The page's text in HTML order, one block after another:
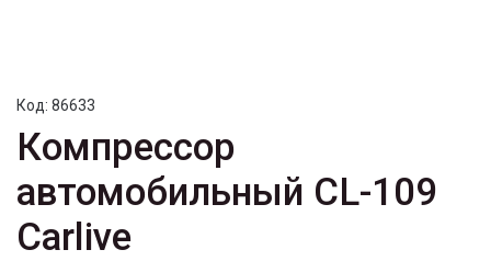
Код: 86633
Компрессор
автомобильный CL-109
Carlive